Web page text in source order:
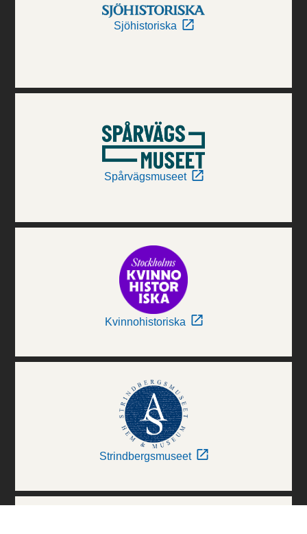
Sjöhistoriska
Spårvägsmuseet
Kvinnohistoriska
Strindbergsmuseet